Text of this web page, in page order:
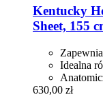
Kentucky
Sheet, 155
Idealna
630,00 zł